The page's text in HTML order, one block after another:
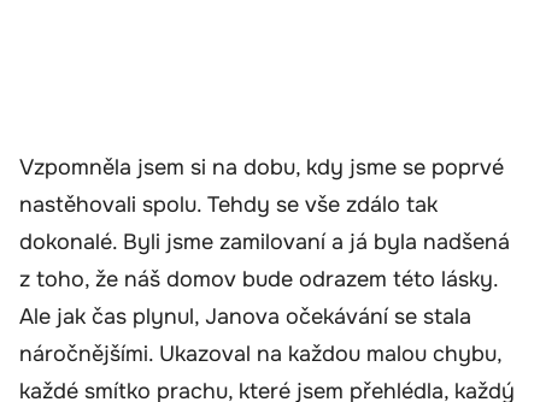
Vzpomněla jsem si na dobu, kdy jsme se poprvé
nastěhovali spolu. Tehdy se vše zdálo tak
dokonalé. Byli jsme zamilovaní a já byla nadšená
z toho, že náš domov bude odrazem této lásky.
Ale jak čas plynul, Janova očekávání se stala
náročnějšími. Ukazoval na každou malou chybu,
každé smítko prachu, které jsem přehlédla, každý